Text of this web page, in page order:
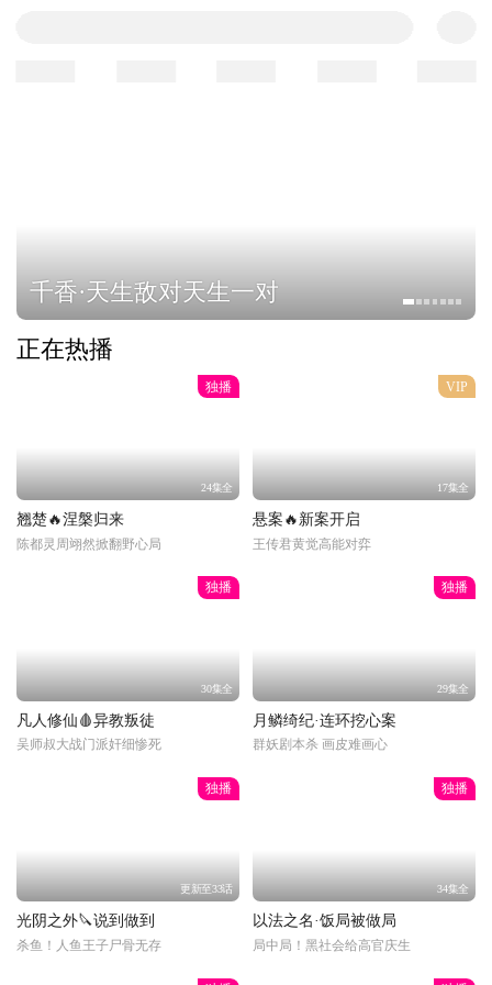
千香·天生敌对天生一对
正在热播
独播
24集全
翘楚🔥涅槃归来
陈都灵周翊然掀翻野心局
VIP
17集全
悬案🔥新案开启
王传君黄觉高能对弈
独播
30集全
凡人修仙🩸异教叛徒
吴师叔大战门派奸细惨死
独播
29集全
月鳞绮纪·连环挖心案
群妖剧本杀 画皮难画心
独播
更新至33话
光阴之外🔪说到做到
杀鱼！人鱼王子尸骨无存
独播
34集全
以法之名·饭局被做局
局中局！黑社会给高官庆生
打开方式 继续使用浏览器